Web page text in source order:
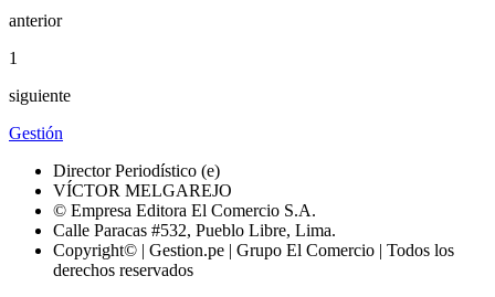
anterior
1
siguiente
Gestión
Director Periodístico (e)
VÍCTOR MELGAREJO
© Empresa Editora El Comercio S.A.
Calle Paracas #532, Pueblo Libre, Lima.
Copyright© | Gestion.pe | Grupo El Comercio | Todos los
derechos reservados